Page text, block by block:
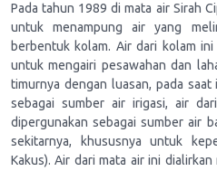
Pada tahun 1989 di mata air Sirah
untuk menampung air yang
berbentuk kolam. Air dari kolam
untuk mengairi pesawahan dan
timurnya dengan luasan, pada
sebagai sumber air irigasi, air
dipergunakan sebagai sumber air
sekitarnya, khususnya untuk
Kakus). Air dari mata air ini